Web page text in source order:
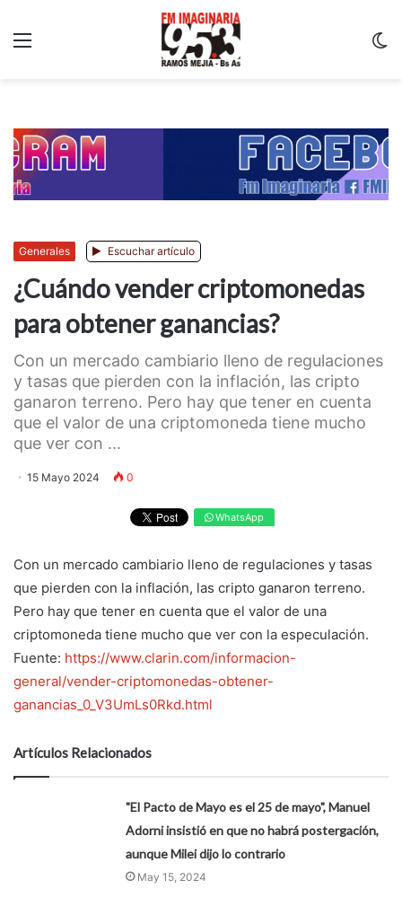
Generales Escuchar artículo
¿Cuándo vender criptomonedas
para obtener ganancias?
Con un mercado cambiario lleno de regulaciones
y tasas que pierden con la inflación, las cripto
ganaron terreno. Pero hay que tener en cuenta
que el valor de una criptomoneda tiene mucho
que ver con ...
15 Mayo 2024 0
WhatsApp
Con un mercado cambiario lleno de regulaciones y tasas
que pierden con la inflación, las cripto ganaron terreno.
Pero hay que tener en cuenta que el valor de una
criptomoneda tiene mucho que ver con la especulación.
Fuente: https://www.clarin.com/informacion-
general/vender-criptomonedas-obtener-
ganancias_0_V3UmLs0Rkd.html
Artículos Relacionados
"El Pacto de Mayo es el 25 de mayo", Manuel
Adorni insistió en que no habrá postergación,
aunque Milei dijo lo contrario
May 15, 2024